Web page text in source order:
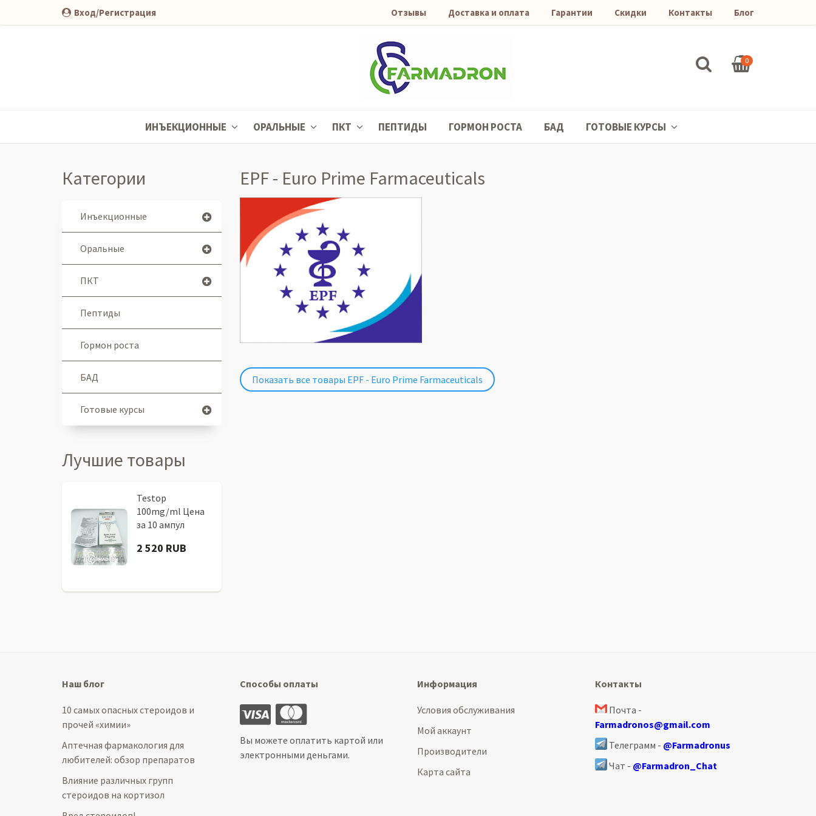
Вход/Регистрация Отзывы Доставка и оплата Гарантии Скидки Контакты Блог
0
ИНЪЕКЦИОННЫЕ ОРАЛЬНЫЕ ПКТ ПЕПТИДЫ ГОРМОН РОСТА БАД ГОТОВЫЕ КУРСЫ
EPF - Euro Prime Farmaceuticals
Показать все товары EPF - Euro Prime Farmaceuticals
Категории
Инъекционные
Оральные
ПКТ
Пептиды
Гормон роста
БАД
Готовые курсы
Лучшие товары
Testop
100mg/ml Цена
за 10 ампул
2 520 RUB
Наш блог
10 самых опасных стероидов и
прочей «химии»
Аптечная фармакология для
любителей: обзор препаратов
Влияние различных групп
стероидов на кортизол
Способы оплаты
Вы можете оплатить картой или
электронными деньгами.
Информация
Условия обслуживания
Мой аккаунт
Производители
Карта сайта
Контакты
Почта -
Farmadronos@gmail.com
Телеграмм - @Farmadronus
Чат - @Farmadron_Chat